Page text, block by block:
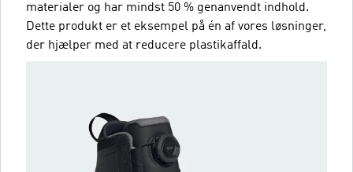
materialer og har mindst 50 % genanvendt indhold.
Dette produkt er et eksempel på én af vores løsninger,
der hjælper med at reducere plastikaffald.